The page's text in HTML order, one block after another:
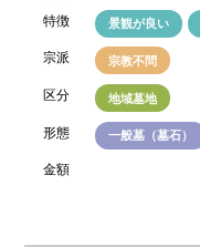
特徴
景観が良い
宗派 宗教不問
区分 地域墓地
形態 一般墓（墓石）
金額